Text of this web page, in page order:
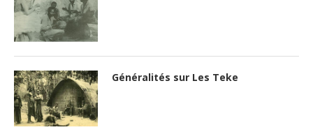
Généralités sur Les Teke